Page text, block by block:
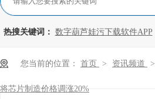
热搜关键词： 数字葫芦娃污下载软件APP
您当前的位置： 首页 > 资讯频道 >
将芯片制造价格调涨20%